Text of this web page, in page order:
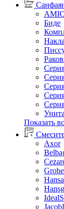
Биде
Показать
Axor
Grohe
Hansa